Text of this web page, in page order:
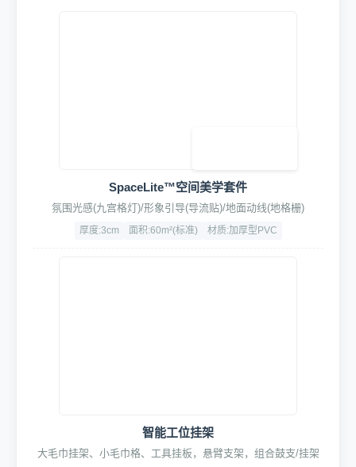
SpaceLite™空间美学套件
氛围光感(九宫格灯)/形象引导(导流贴)/地面动线(地格栅)
厚度:3cm 面积:60m²(标准) 材质:加厚型PVC
智能工位挂架
大毛巾挂架、小毛巾格、工具挂板，悬臂支架，组合鼓支/挂架